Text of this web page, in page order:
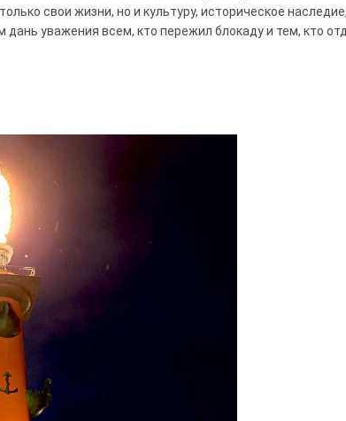
свои жизни, но и культуру, историческое
уважения всем, кто пережил блокаду и тем, кто